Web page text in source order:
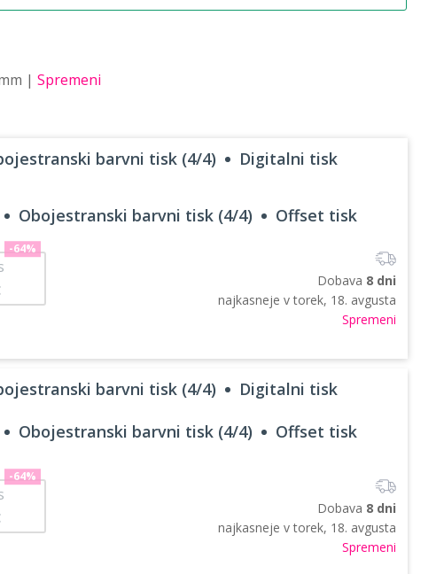
| Spremeni
barvni tisk (4/4) Digitalni tisk
Obojestranski barvni tisk (4/4) Offset tisk
-64%
Dobava 8 dni
najkasneje vtorek, 18. avgusta
Spremeni
barvni tisk (4/4) Digitalni tisk
Obojestranski barvni tisk (4/4) Offset tisk
-64%
Dobava 8 dni
najkasneje vtorek, 18. avgusta
Spremeni